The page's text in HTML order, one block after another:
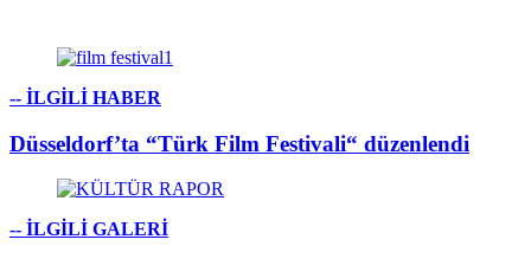
-- İLGİLİ HABER
Düsseldorf’ta “Türk Film Festivali“ düzenlendi
-- İLGİLİ GALERİ